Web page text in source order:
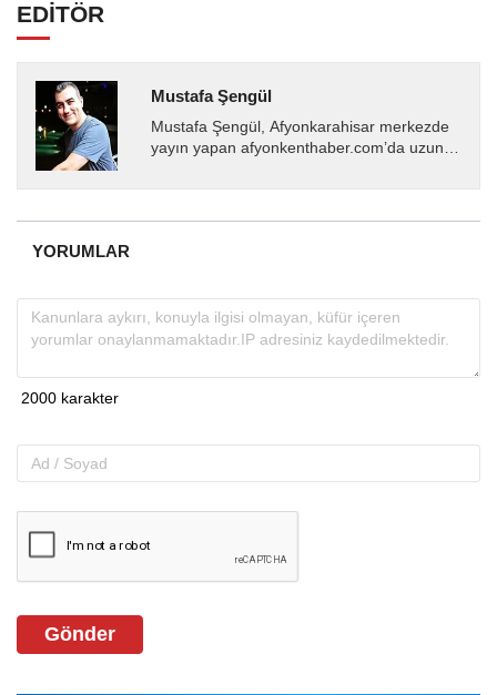
EDİTÖR
Mustafa Şengül
Mustafa Şengül, Afyonkarahisar merkezde
yayın yapan afyonkenthaber.com’da uzun
almakta, haber akışı...
YORUMLAR
Gönder